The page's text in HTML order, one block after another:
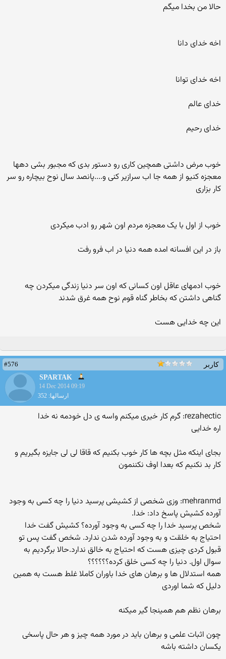
حالا من بخدا میگم
اخه خدای دانا
اخه خدای توانا
خدای عالم
خدای رحیم
خوب مرض داشتی همچین کاری رو دستور بدی که مجبور بشی دهها
معجزه کنیو از همه جا اب سرازیر کنی و....پانصد سال نوح بیچاره رو سر
کار بزاری
خوب از اول با یک معجزه مردم اون شهر رو ادب میکردی
باز در این افسانه امده همه دنیا در اب فرو رفت
خوب ادمهای عاقل اون کسانی که اون سر دنیا زندگی میکردن چه
گناهی داشتن که بخاطر گناه قوم نوح همه غرق شدند
این چه خدایی هست
کاربر
#576
SPARTAK
14 Dec 2014 09:19
ارسالها: 352
rezahectic: گرم کار خیری میکنم واسه ی دل خودمه نه خدا
اره خدایی
بجای اینکه مثل بچه ها کار خوب بکنیم که قاقا لی لی جایزه بگیریم و
کار بد نکنیم که بعدا اوف نکننمون
mehranmd: وزی شخصی از کشیشی پرسید دنیا را چه کسی به وجود
آورده کشیش پاسخ داد: خدا.
شخص پرسید خدا را چه کسی به وجود آورده؟ کشیش گفت خدا
احتیاج به خلقت و به وجود آورده شدن ندارد. شخص گفت پس تو
قبول کردی چیزی هست که احتیاج به خالق ندارد.حالا برگردیم به
سوال اول. دنیا را چه کسی خلق کرده؟؟؟؟؟؟
همه استدلال ها و برهان های خدا باوران کاملا غلط هست به همین
دلیل که شما اوردی
برهان نظم هم همینجا گیر میکنه
چون اثبات علمی و برهان باید در مورد همه چیز و هر حال پاسخی
یکسان داشته باشه